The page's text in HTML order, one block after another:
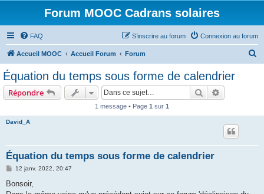
Forum MOOC Cadrans solaires
FAQ Connexion au forum
S’inscrire au forum
Accueil MOOC Accueil Forum Forum
Équation du temps sous forme de calendrier
Répondre Rechercher
1 message • Page 1 sur 1
David_A
Équation du temps sous forme de calendrier
M
s
12 janv. 2022, 20:47
Bonsoir,